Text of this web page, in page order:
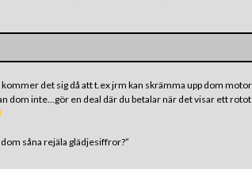
det sig då att t.ex jrm kan skrämma upp dom
dom inte…gör en deal där du betalar när det visar ett
såna rejäla glädjesiffror?”